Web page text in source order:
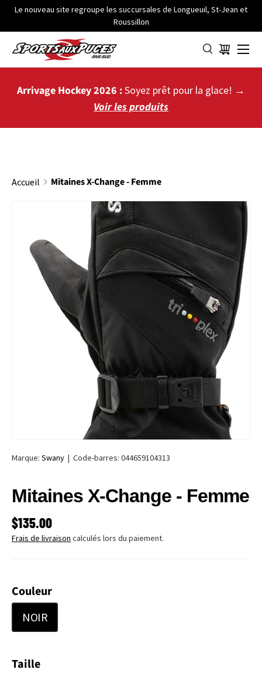
ALLER AU CONTENU
Le nouveau site regroupe les succursales de Longueuil, St-Jean et
Roussillon
Panier
Menu
Arrivage Hockey 2026 :Soyez prêt pour la glace! →
Voir les produits
Accueil Mitaines X-Change - Femme
PASSER AUX INFORMATIONS PRODUITS
Marque: Swany | Code-barres: 044659104313
Mitaines X-Change - Femme
PRIX HABITUEL
$135.00
Frais de livraison calculés lors du paiement.
Couleur
NOIR
Taille